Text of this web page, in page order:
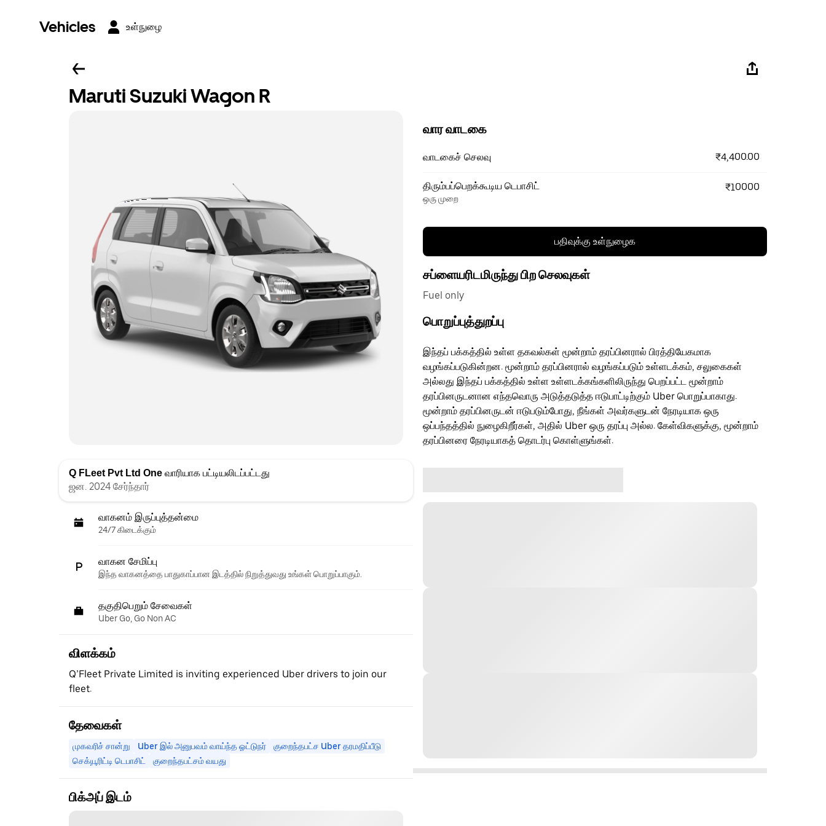
Vehicles உள்நுழை
Maruti Suzuki Wagon R
Q FLeet Pvt Ltd One வாரியாக பட்டியலிடப்பட்டது
ஜன. 2024 சேர்ந்தார்
வாகனம் இருப்புத்தன்மை
24/7 கிடைக்கும்
வாகன சேமிப்பு
இந்த வாகனத்தை பாதுகாப்பான இடத்தில் நிறுத்துவது உங்கள் பொறுப்பாகும்.
தகுதிபெறும் சேவைகள்
Uber Go, Go Non AC
விளக்கம்
Q’Fleet Private Limited is inviting experienced Uber drivers to join our
fleet.
தேவைகள்
முகவரிச் சான்று Uber இல் அனுபவம் வாய்ந்த ஓட்டுநர்
குறைந்தபட்ச Uber தரமதிப்பீடு
செக்யூரிட்டி டெபாசிட்
குறைந்தபட்சம் வயது
பிக்அப் இடம்
வார வாடகை
வாடகைச் செலவு ₹4,400.00
திரும்பப்பெறக்கூடிய டெபாசிட்
ஒரு முறை
₹10000
பதிவுக்கு உள்நுழைக
சப்ளையரிடமிருந்து பிற செலவுகள்
Fuel only
பொறுப்புத்துறப்பு
இந்தப் பக்கத்தில் உள்ள தகவல்கள் மூன்றாம் தரப்பினரால் பிரத்தியேகமாக
வழங்கப்படுகின்றன. மூன்றாம் தரப்பினரால் வழங்கப்படும் உள்ளடக்கம், சலுகைகள்
அல்லது இந்தப் பக்கத்தில் உள்ள உள்ளடக்கங்களிலிருந்து பெறப்பட்ட மூன்றாம்
தரப்பினருடனான எந்தவொரு அடுத்தடுத்த ஈடுபாட்டிற்கும் Uber பொறுப்பாகாது.
மூன்றாம் தரப்பினருடன் ஈடுபடும்போது, நீங்கள் அவர்களுடன் நேரடியாக ஒரு
ஒப்பந்தத்தில் நுழைகிறீர்கள், அதில் Uber ஒரு தரப்பு அல்ல. கேள்விகளுக்கு, மூன்றாம்
தரப்பினரை நேரடியாகத் தொடர்பு கொள்ளுங்கள்.